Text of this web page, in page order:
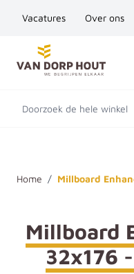
Vacatures Over ons
Ga naar de inhoud
Doorzoek de hele winkel
Home / Millboard
Millboard
32x176